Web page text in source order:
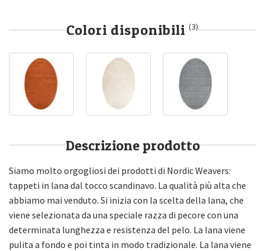
Colori disponibili (3)
Descrizione prodotto
Siamo molto orgogliosi dei prodotti di Nordic Weavers:
tappeti in lana dal tocco scandinavo. La qualità più alta che
abbiamo mai venduto. Si inizia con la scelta della lana, che
viene selezionata da una speciale razza di pecore con una
determinata lunghezza e resistenza del pelo. La lana viene
pulita a fondo e poi tinta in modo tradizionale. La lana viene